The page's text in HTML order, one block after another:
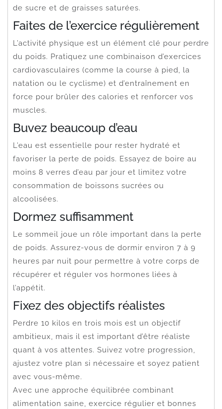
de sucre et de graisses saturées.
Faites de l’exercice régulièrement
L’activité physique est un élément clé pour perdre
du poids. Pratiquez une combinaison d’exercices
cardiovasculaires (comme la course à pied, la
natation ou le cyclisme) et d’entraînement en
force pour brûler des calories et renforcer vos
muscles.
Buvez beaucoup d’eau
L’eau est essentielle pour rester hydraté et
favoriser la perte de poids. Essayez de boire au
moins 8 verres d’eau par jour et limitez votre
consommation de boissons sucrées ou
alcoolisées.
Dormez suffisamment
Le sommeil joue un rôle important dans la perte
de poids. Assurez-vous de dormir environ 7 à 9
heures par nuit pour permettre à votre corps de
récupérer et réguler vos hormones liées à
l’appétit.
Fixez des objectifs réalistes
Perdre 10 kilos en trois mois est un objectif
ambitieux, mais il est important d’être réaliste
quant à vos attentes. Suivez votre progression,
ajustez votre plan si nécessaire et soyez patient
avec vous-même.
Avec une approche équilibrée combinant
alimentation saine, exercice régulier et bonnes